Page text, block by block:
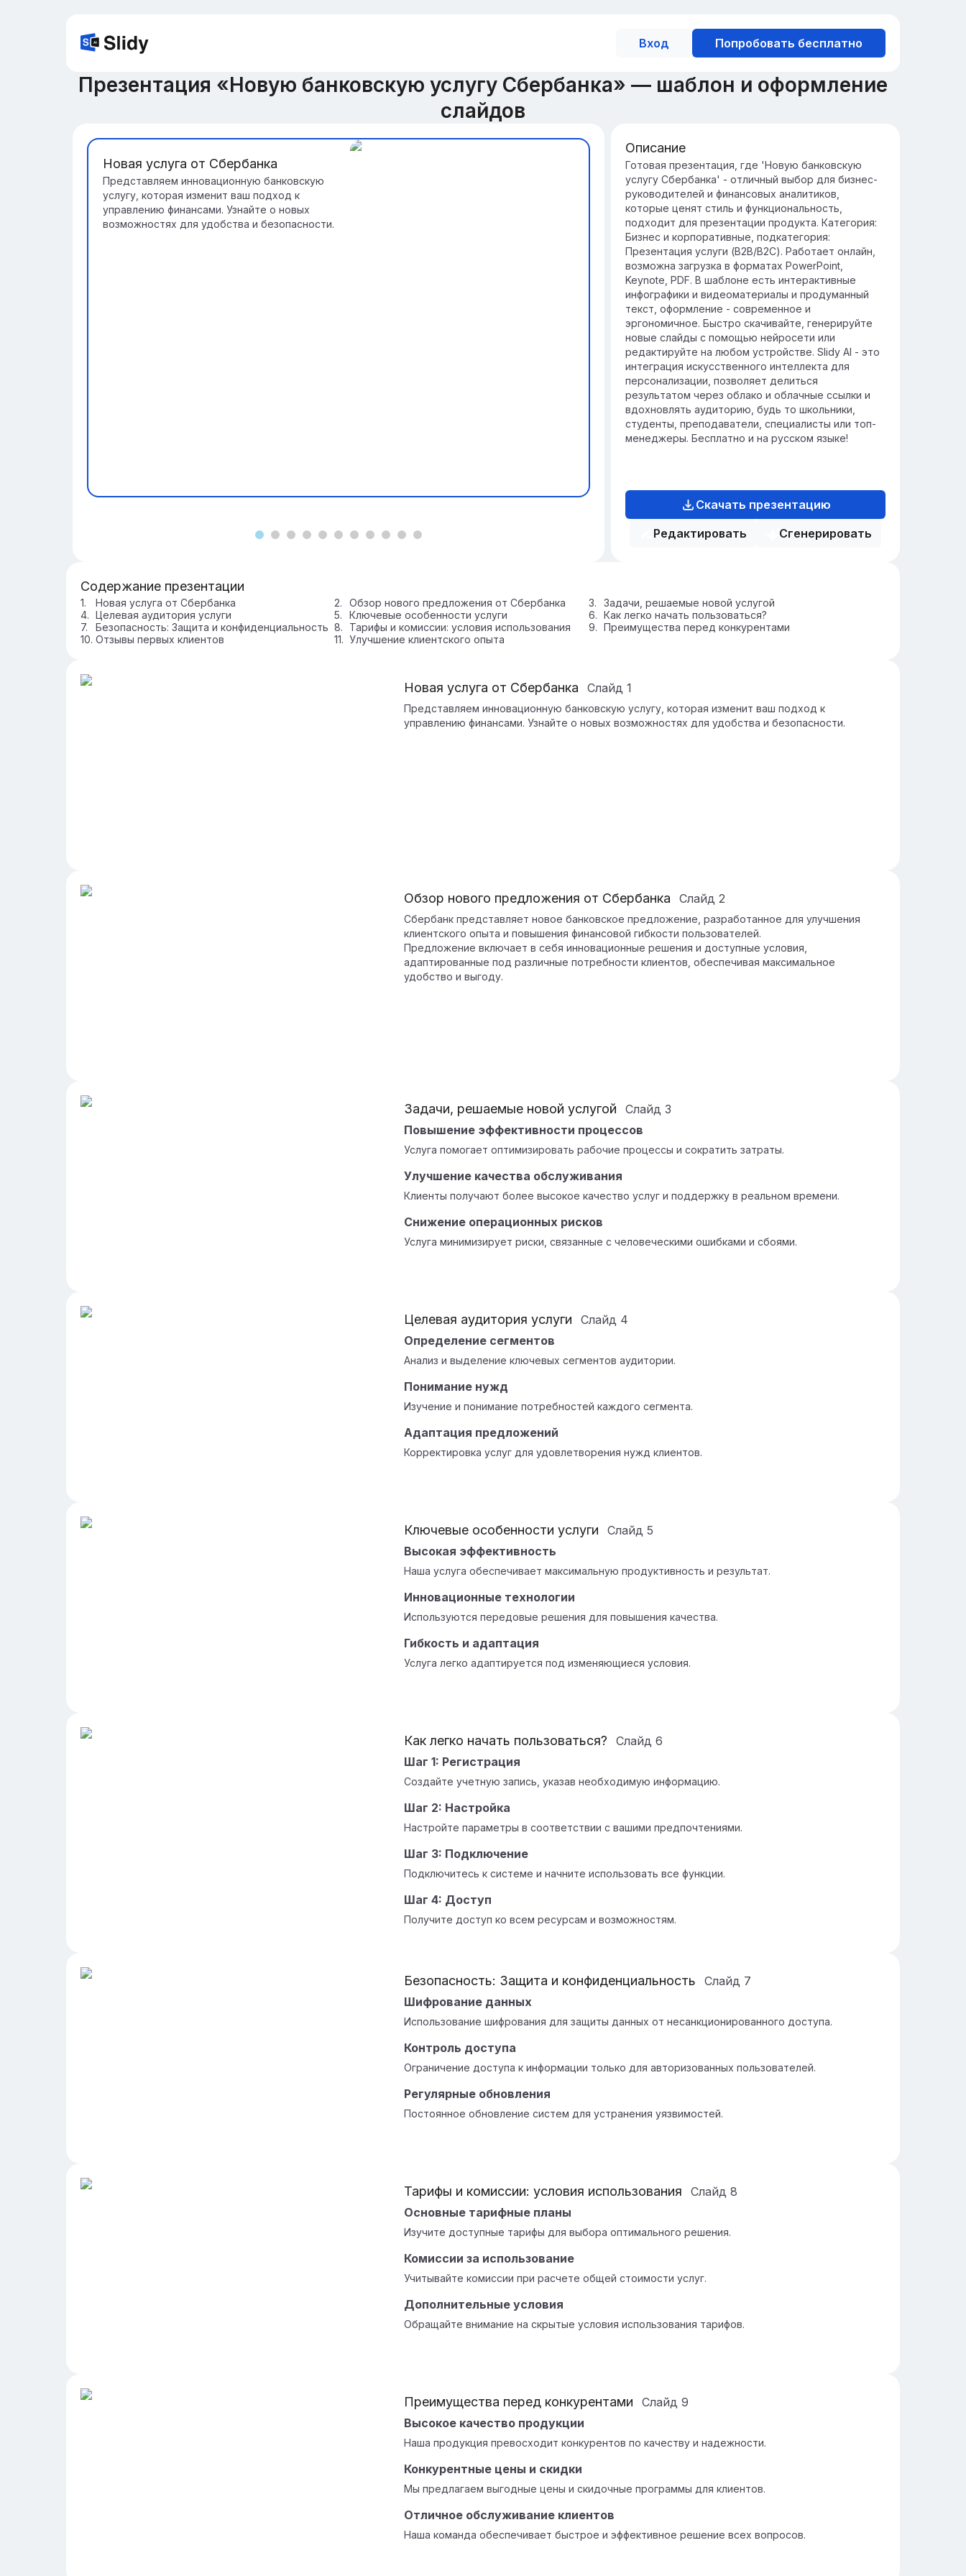
Вход Попробовать бесплатно
Презентация «Новую банковскую услугу Сбербанка» — шаблон и оформление
слайдов
Новая услуга от Сбербанка
Представляем инновационную банковскую
услугу, которая изменит ваш подход к
управлению финансами. Узнайте о новых
возможностях для удобства и безопасности.
Обзор нового предложения от
Сбербанка
Сбербанк представляет новое банковское
предложение, разработанное для улучшения
клиентского опыта и повышения финансовой
гибкости пользователей.
Предложение включает в себя
инновационные решения и доступные
условия, адаптированные под различные
потребности клиентов, обеспечивая
максимальное удобство и выгоду.
Описание
Готовая презентация, где 'Новую банковскую
услугу Сбербанка' - отличный выбор для бизнес-
руководителей и финансовых аналитиков,
которые ценят стиль и функциональность,
подходит для презентации продукта. Категория:
Бизнес и корпоративные, подкатегория:
Презентация услуги (B2B/B2C). Работает онлайн,
возможна загрузка в форматах PowerPoint,
Keynote, PDF. В шаблоне есть интерактивные
инфографики и видеоматериалы и продуманный
текст, оформление - современное и
эргономичное. Быстро скачивайте, генерируйте
новые слайды с помощью нейросети или
редактируйте на любом устройстве. Slidy AI - это
интеграция искусственного интеллекта для
персонализации, позволяет делиться
результатом через облако и облачные ссылки и
вдохновлять аудиторию, будь то школьники,
студенты, преподаватели, специалисты или топ-
менеджеры. Бесплатно и на русском языке!
Скачать презентацию
Редактировать
Сгенерировать
Содержание презентации
Новая услуга от Сбербанка Обзор нового предложения от Сбербанка
Задачи, решаемые новой услугой
Целевая аудитория услуги
Ключевые особенности услуги
Как легко начать пользоваться?
Безопасность: Защита и конфиденциальность
Тарифы и комиссии: условия использования
Преимущества перед конкурентами
Отзывы первых клиентов
Улучшение клиентского опыта
Новая услуга от Сбербанка Слайд 1
Представляем инновационную банковскую услугу, которая изменит ваш подход к
управлению финансами. Узнайте о новых возможностях для удобства и безопасности.
Обзор нового предложения от Сбербанка Слайд 2
Сбербанк представляет новое банковское предложение, разработанное для улучшения
клиентского опыта и повышения финансовой гибкости пользователей.
Предложение включает в себя инновационные решения и доступные условия,
адаптированные под различные потребности клиентов, обеспечивая максимальное
удобство и выгоду.
Задачи, решаемые новой услугой Слайд 3
Повышение эффективности процессов
Услуга помогает оптимизировать рабочие процессы и сократить затраты.
Улучшение качества обслуживания
Клиенты получают более высокое качество услуг и поддержку в реальном времени.
Снижение операционных рисков
Услуга минимизирует риски, связанные с человеческими ошибками и сбоями.
Целевая аудитория услуги Слайд 4
Определение сегментов
Анализ и выделение ключевых сегментов аудитории.
Понимание нужд
Изучение и понимание потребностей каждого сегмента.
Адаптация предложений
Корректировка услуг для удовлетворения нужд клиентов.
Ключевые особенности услуги Слайд 5
Высокая эффективность
Наша услуга обеспечивает максимальную продуктивность и результат.
Инновационные технологии
Используются передовые решения для повышения качества.
Гибкость и адаптация
Услуга легко адаптируется под изменяющиеся условия.
Как легко начать пользоваться? Слайд 6
Шаг 1: Регистрация
Создайте учетную запись, указав необходимую информацию.
Шаг 2: Настройка
Настройте параметры в соответствии с вашими предпочтениями.
Шаг 3: Подключение
Подключитесь к системе и начните использовать все функции.
Шаг 4: Доступ
Получите доступ ко всем ресурсам и возможностям.
Безопасность: Защита и конфиденциальность Слайд 7
Шифрование данных
Использование шифрования для защиты данных от несанкционированного доступа.
Контроль доступа
Ограничение доступа к информации только для авторизованных пользователей.
Регулярные обновления
Постоянное обновление систем для устранения уязвимостей.
Тарифы и комиссии: условия использования Слайд 8
Основные тарифные планы
Изучите доступные тарифы для выбора оптимального решения.
Комиссии за использование
Учитывайте комиссии при расчете общей стоимости услуг.
Дополнительные условия
Обращайте внимание на скрытые условия использования тарифов.
Преимущества перед конкурентами Слайд 9
Высокое качество продукции
Наша продукция превосходит конкурентов по качеству и надежности.
Конкурентные цены и скидки
Мы предлагаем выгодные цены и скидочные программы для клиентов.
Отличное обслуживание клиентов
Наша команда обеспечивает быстрое и эффективное решение всех вопросов.